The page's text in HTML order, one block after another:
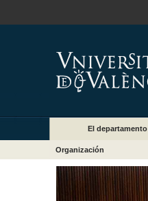
El departamento
Organización